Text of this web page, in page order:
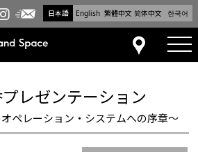
日本語 English 繁體中文 简体中文 한국어
ョーアーツアンド
キョーアーツアンド
トーキョーアーツア
メールニュース
アクセス
レゼンテーション
ペレーション・システムへの序章～